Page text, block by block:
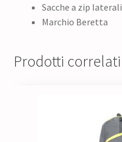
Sacche a zip laterali
Marchio Beretta
Prodotti correlati